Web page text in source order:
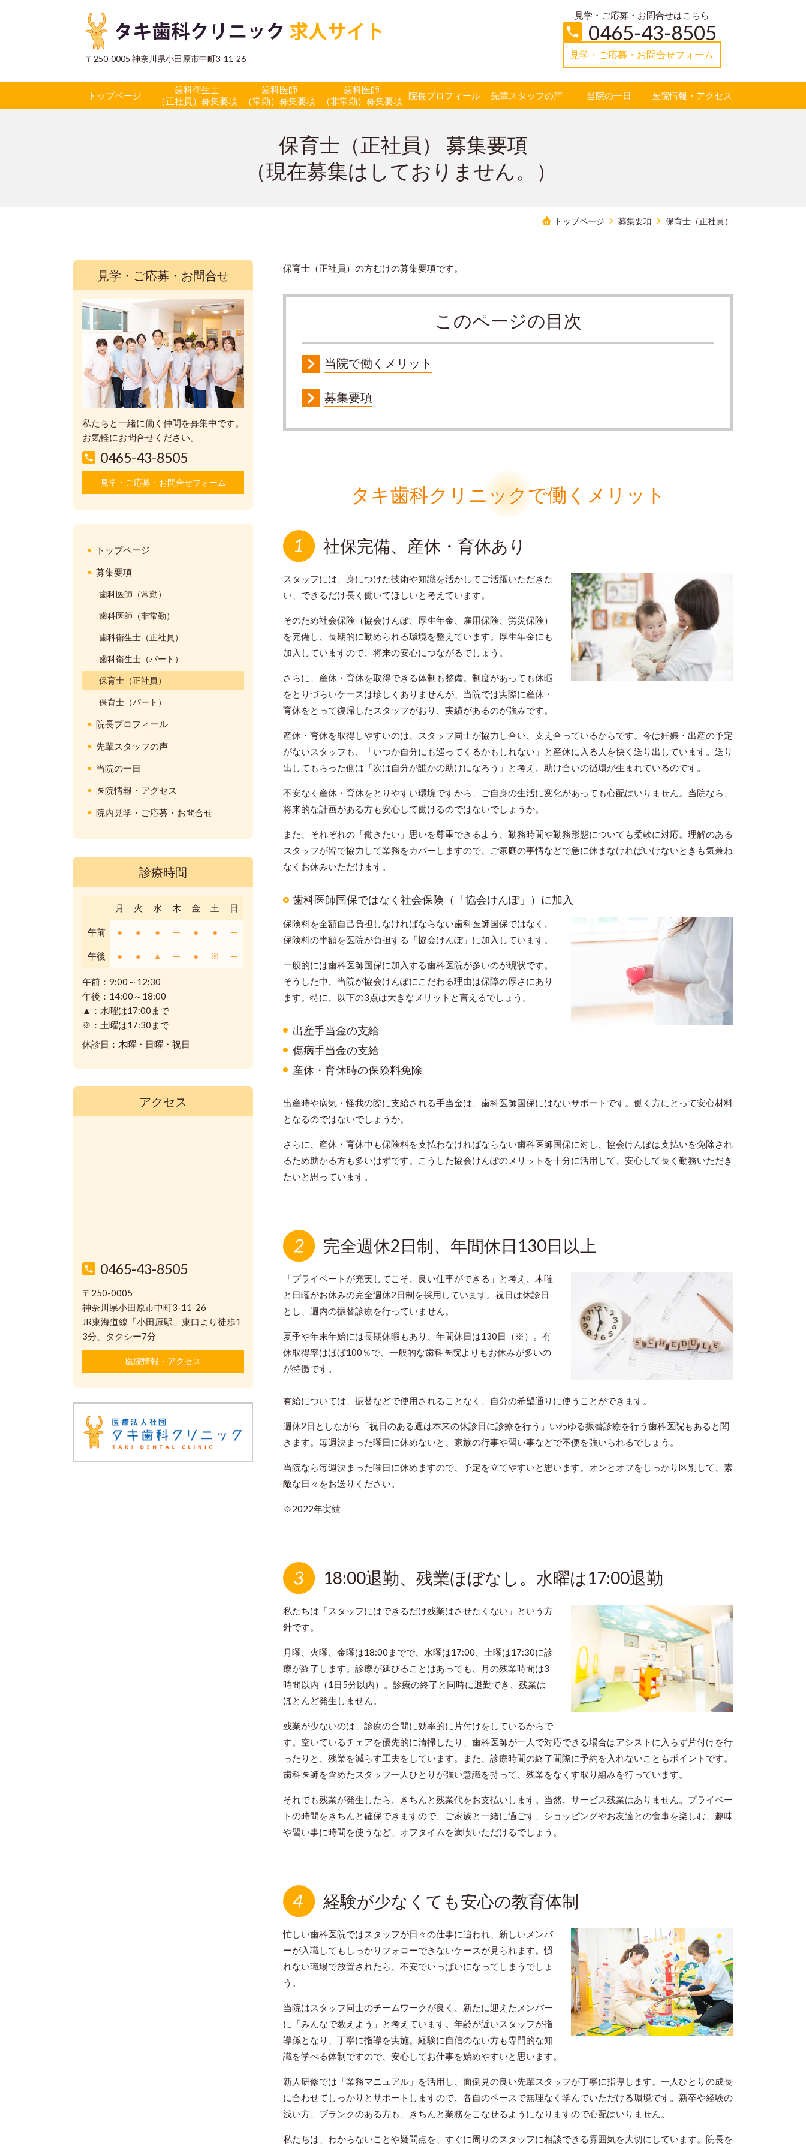
〒250-0005 神奈川県小田原市中町3-11-26
見学・ご応募・お問合せはこちら
0465-43-8505
見学・ご応募・お問合せフォーム
トップページ
歯科衛生士
（正社員）募集要項
歯科医師
（常勤）募集要項
歯科医師
（非常勤）募集要項
院長プロフィール 先輩スタッフの声 当院の一日 医院情報・アクセス
保育士（正社員） 募集要項
（現在募集はしておりません。）
トップページ 募集要項 保育士（正社員）
保育士（正社員）の方むけの募集要項です。
このページの目次
当院で働くメリット
募集要項
タキ歯科クリニックで働くメリット
社保完備、産休・育休あり
スタッフには、身につけた技術や知識を活かしてご活躍いただきた
い、できるだけ長く働いてほしいと考えています。
そのため社会保険（協会けんぽ、厚生年金、雇用保険、労災保険）
を完備し、長期的に勤められる環境を整えています。厚生年金にも
加入していますので、将来の安心につながるでしょう。
さらに、産休・育休を取得できる体制も整備。制度があっても休暇
をとりづらいケースは珍しくありませんが、当院では実際に産休・
育休をとって復帰したスタッフがおり、実績があるのが強みです。
産休・育休を取得しやすいのは、スタッフ同士が協力し合い、支え合っているからです。今は妊娠・出産の予定
がないスタッフも、「いつか自分にも巡ってくるかもしれない」と産休に入る人を快く送り出しています。送り
出してもらった側は「次は自分が誰かの助けになろう」と考え、助け合いの循環が生まれているのです。
不安なく産休・育休をとりやすい環境ですから、ご自身の生活に変化があっても心配はいりません。当院なら、
将来的な計画がある方も安心して働けるのではないでしょうか。
また、それぞれの「働きたい」思いを尊重できるよう、勤務時間や勤務形態についても柔軟に対応。理解のある
スタッフが皆で協力して業務をカバーしますので、ご家庭の事情などで急に休まなければいけないときも気兼ね
なくお休みいただけます。
歯科医師国保ではなく社会保険（「協会けんぽ」）に加入
保険料を全額自己負担しなければならない歯科医師国保ではなく、
保険料の半額を医院が負担する「協会けんぽ」に加入しています。
一般的には歯科医師国保に加入する歯科医院が多いのが現状です。
そうした中、当院が協会けんぽにこだわる理由は保障の厚さにあり
ます。特に、以下の3点は大きなメリットと言えるでしょう。
出産手当金の支給
傷病手当金の支給
産休・育休時の保険料免除
出産時や病気・怪我の際に支給される手当金は、歯科医師国保にはないサポートです。働く方にとって安心材料
となるのではないでしょうか。
さらに、産休・育休中も保険料を支払わなければならない歯科医師国保に対し、協会けんぽは支払いを免除され
るため助かる方も多いはずです。こうした協会けんぽのメリットを十分に活用して、安心して長く勤務いただき
たいと思っています。
完全週休2日制、年間休日130日以上
「プライベートが充実してこそ、良い仕事ができる」と考え、木曜
と日曜がお休みの完全週休2日制を採用しています。祝日は休診日
とし、週内の振替診療を行っていません。
夏季や年末年始には長期休暇もあり、年間休日は130日（※）。有
休取得率はほぼ100％で、一般的な歯科医院よりもお休みが多いの
が特徴です。
有給については、振替などで使用されることなく、自分の希望通りに使うことができます。
週休2日としながら「祝日のある週は本来の休診日に診療を行う」いわゆる振替診療を行う歯科医院もあると聞
きます。毎週決まった曜日に休めないと、家族の行事や習い事などで不便を強いられるでしょう。
当院なら毎週決まった曜日に休めますので、予定を立てやすいと思います。オンとオフをしっかり区別して、素
敵な日々をお送りください。
※2022年実績
18:00退勤、残業ほぼなし。水曜は17:00退勤
私たちは「スタッフにはできるだけ残業はさせたくない」という方
針です。
月曜、火曜、金曜は18:00までで、水曜は17:00、土曜は17:30に診
療が終了します。診療が延びることはあっても、月の残業時間は3
時間以内（1日5分以内）。診療の終了と同時に退勤でき、残業は
ほとんど発生しません。
残業が少ないのは、診療の合間に効率的に片付けをしているからで
す。空いているチェアを優先的に清掃したり、歯科医師が一人で対応できる場合はアシストに入らず片付けを行
ったりと、残業を減らす工夫をしています。また、診療時間の終了間際に予約を入れないこともポイントです。
歯科医師を含めたスタッフ一人ひとりが強い意識を持って、残業をなくす取り組みを行っています。
それでも残業が発生したら、きちんと残業代をお支払いします。当然、サービス残業はありません。プライベー
トの時間をきちんと確保できますので、ご家族と一緒に過ごす、ショッピングやお友達との食事を楽しむ、趣味
や習い事に時間を使うなど、オフタイムを満喫いただけるでしょう。
経験が少なくても安心の教育体制
忙しい歯科医院ではスタッフが日々の仕事に追われ、新しいメンバ
ーが入職してもしっかりフォローできないケースが見られます。慣
れない職場で放置されたら、不安でいっぱいになってしまうでしょ
う。
当院はスタッフ同士のチームワークが良く、新たに迎えたメンバー
に「みんなで教えよう」と考えています。年齢が近いスタッフが指
導係となり、丁寧に指導を実施。経験に自信のない方も専門的な知
識を学べる体制ですので、安心してお仕事を始めやすいと思います。
新人研修では「業務マニュアル」を活用し、面倒見の良い先輩スタッフが丁寧に指導します。一人ひとりの成長
に合わせてしっかりとサポートしますので、各自のペースで無理なく学んでいただける環境です。新卒や経験の
浅い方、ブランクのある方も、きちんと業務をこなせるようになりますので心配はいりません。
私たちは、わからないことや疑問点を、すぐに周りのスタッフに相談できる雰囲気を大切にしています。院長を
見学・ご応募・お問合せ
私たちと一緒に働く仲間を募集中です。
お気軽にお問合せください。
0465-43-8505
見学・ご応募・お問合せフォーム
トップページ
募集要項
歯科医師（常勤）
歯科医師（非常勤）
歯科衛生士（正社員）
歯科衛生士（パート）
保育士（正社員）
保育士（パート）
院長プロフィール
先輩スタッフの声
当院の一日
医院情報・アクセス
院内見学・ご応募・お問合せ
診療時間
月 火 水 木 金 土 日
午前 ● ● ● ─ ● ● ─
午後 ● ● ▲ ─ ● ※ ─
午前：9:00～12:30
午後：14:00～18:00
▲：水曜は17:00まで
※：土曜は17:30まで
休診日：木曜・日曜・祝日
アクセス
0465-43-8505
〒250-0005
神奈川県小田原市中町3-11-26
JR東海道線「小田原駅」東口より徒歩1
3分、タクシー7分
医院情報・アクセス